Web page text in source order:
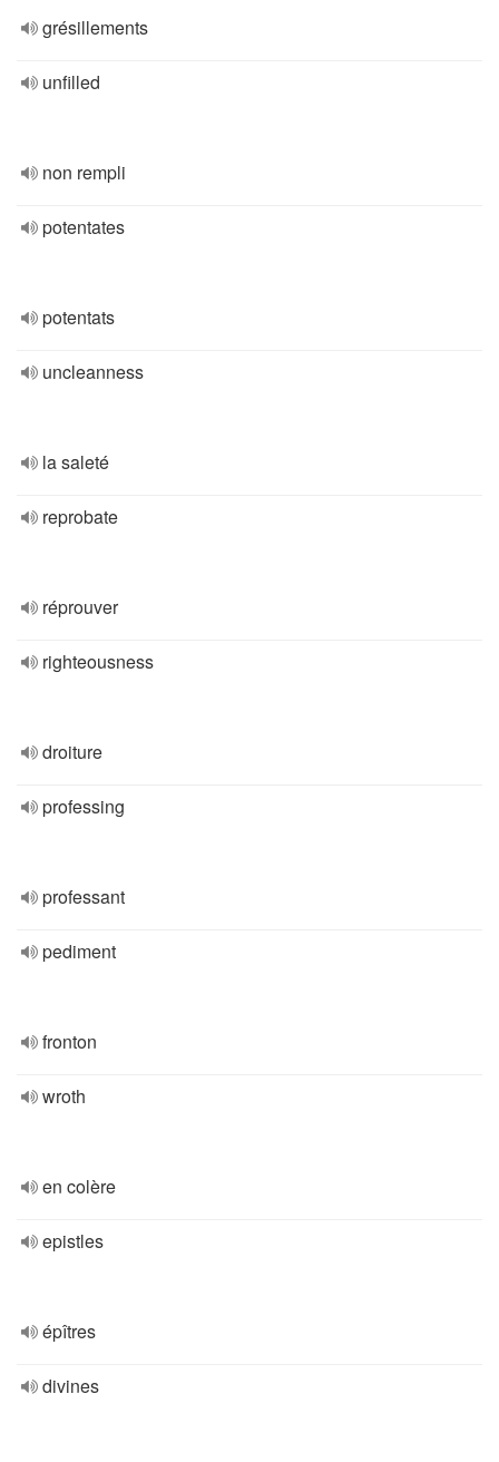
grésillements
unfilled
non rempli
potentates
potentats
uncleanness
la saleté
reprobate
réprouver
righteousness
droiture
professing
professant
pediment
fronton
wroth
en colère
epistles
épîtres
divines